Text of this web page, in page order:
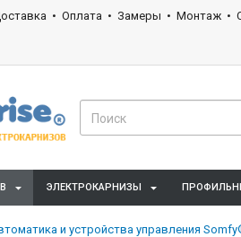
Оплата Замеры Монтаж
ЭЛЕКТРОКАРНИЗЫ
и устройства управления